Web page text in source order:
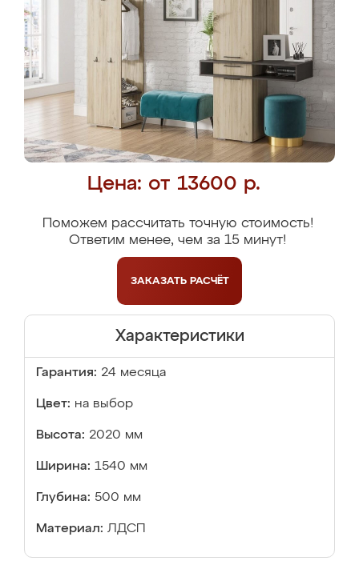
Цена: от 13600 р.
Поможем рассчитать точную стоимость!
Ответим менее, чем за 15 минут!
ЗАКАЗАТЬ РАСЧЁТ
Характеристики
Гарантия: 24 месяца
Цвет: на выбор
Высота: 2020 мм
Ширина: 1540 мм
Глубина: 500 мм
Материал: ЛДСП